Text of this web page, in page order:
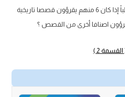
في مكتبة المدرسة 18 طالباً إذا كان 6 منهم يقرؤون قصصا تاريخية
اصنافا أخرى من القصص ؟
2 )